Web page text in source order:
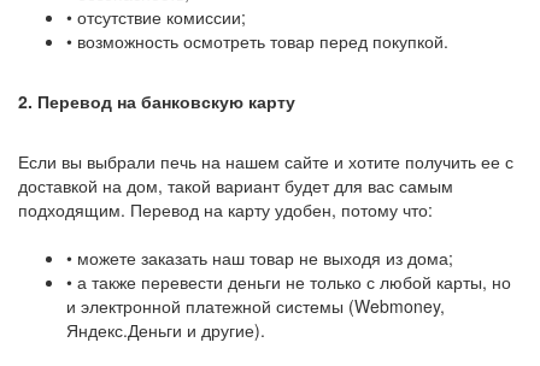
• отсутствие комиссии;
• возможность осмотреть товар перед покупкой.
2. Перевод на банковскую карту
Если вы выбрали печь на нашем сайте и хотите получить ее с
доставкой на дом, такой вариант будет для вас самым
подходящим. Перевод на карту удобен, потому что:
• можете заказать наш товар не выходя из дома;
• а также перевести деньги не только с любой карты, но
и электронной платежной системы (Webmoney,
Яндекс.Деньги и другие).